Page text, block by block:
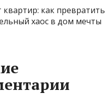
квартир: как превратить
хаос в дом мечты